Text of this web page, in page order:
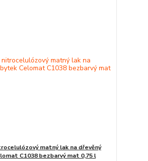
matný lak na dřevěný
C1038 bezbarvý mat 0,75 l